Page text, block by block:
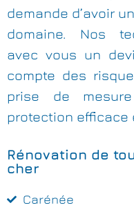
demande d’avoir
domaine. Nos
avec vous un
compte des
prise de
protection efficace
Rénovation de
cher
Carénée